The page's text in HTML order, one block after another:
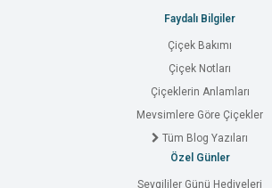
Faydalı Bilgiler
Çiçek Bakımı
Çiçek Notları
Çiçeklerin Anlamları
Mevsimlere Göre Çiçekler
Tüm Blog Yazıları
Özel Günler
Sevgililer Günü Hediyeleri